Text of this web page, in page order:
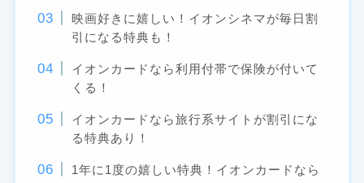
映画好きに嬉しい！イオンシネマが毎日割
引になる特典も！
イオンカードなら利用付帯で保険が付いて
くる！
イオンカードなら旅行系サイトが割引にな
る特典あり！
1年に1度の嬉しい特典！イオンカードなら